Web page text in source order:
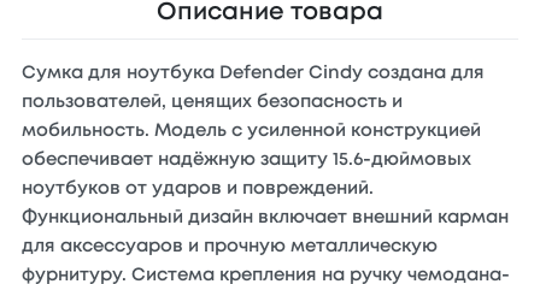
Описание товара
Сумка для ноутбука Defender Cindy создана для
пользователей, ценящих безопасность и
мобильность. Модель с усиленной конструкцией
обеспечивает надёжную защиту 15.6-дюймовых
ноутбуков от ударов и повреждений.
Функциональный дизайн включает внешний карман
для аксессуаров и прочную металлическую
фурнитуру. Система крепления на ручку чемодана-